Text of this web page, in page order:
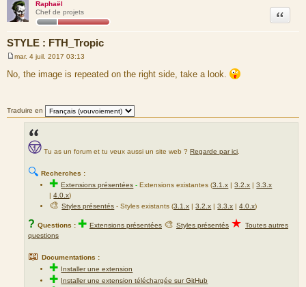
Raphaël
Chef de projets
STYLE : FTH_Tropic
Citation
s
e
mar. 4 juil. 2017 03:13
No, the image is repeated on the right side, take a look.
Traduire en
Tu as un forum et tu veux aussi un site web ? Regarde par ici
🔍 Recherches :
✚Extensions présentées -Extensions existantes (3.1.x |3.2.x |3.3.x
|4.0.x)
🎨Styles présentés - Styles existants (3.1.x |3.2.x |3.3.x |4.0.x)
? Questions : ✚ Extensions présentées 🎨 Styles présentés ★ Toutes autres
questions
📖 Documentations :
✚ Installer une extension
✚ Installer une extension téléchargée sur GitHub